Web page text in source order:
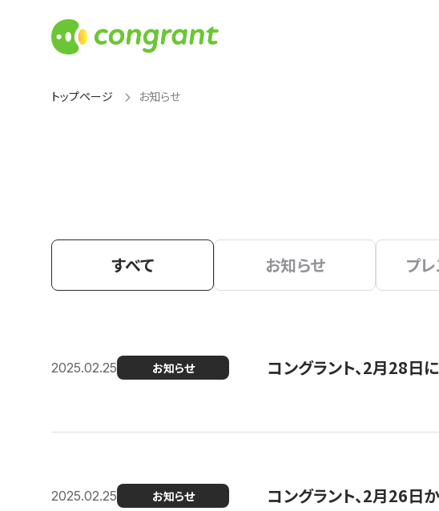
トップページ お知らせ
すべて お知らせ プ
2025.02.25 お知らせ コングラント、2月28日
2025.02.25 お知らせ コングラント、2月26日